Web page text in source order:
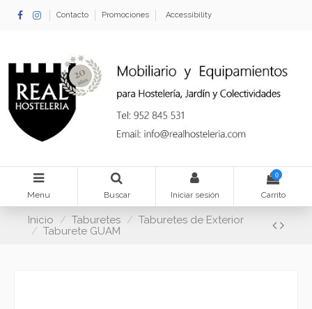
Contacto Promociones Accessibility
Menu Buscar Iniciar sesión
0
Carrito
Inicio Taburetes
Taburetes de Exterior
Taburete GUAM